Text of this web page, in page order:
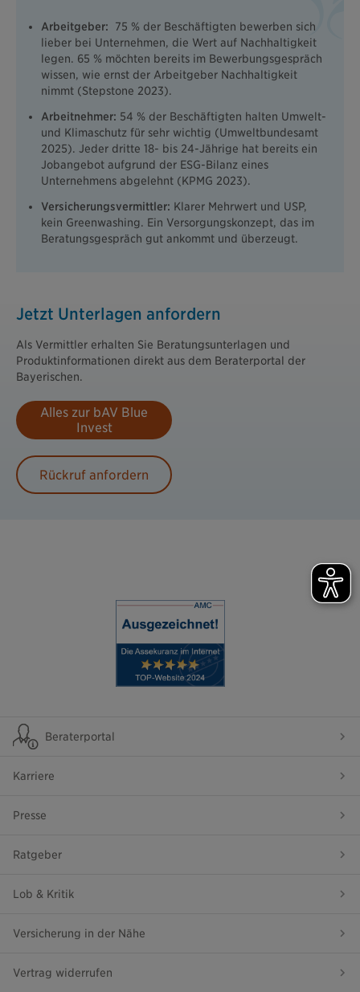
Arbeitgeber: 75 % der Beschäftigten bewerben sich
lieber bei Unternehmen, die Wert auf Nachhaltigkeit
legen. 65 % möchten bereits im Bewerbungsgespräch
wissen, wie ernst der Arbeitgeber Nachhaltigkeit
nimmt (Stepstone 2023).
Arbeitnehmer: 54 % der Beschäftigten halten Umwelt-
und Klimaschutz für sehr wichtig (Umweltbundesamt
2025). Jeder dritte 18- bis 24-Jährige hat bereits ein
Jobangebot aufgrund der ESG-Bilanz eines
Unternehmens abgelehnt (KPMG 2023).
Versicherungsvermittler: Klarer Mehrwert und USP,
kein Greenwashing. Ein Versorgungskonzept, das im
Beratungsgespräch gut ankommt und überzeugt.
Jetzt Unterlagen anfordern
Als Vermittler erhalten Sie Beratungsunterlagen und
Produktinformationen direkt aus dem Beraterportal der
Bayerischen.
Alles zur bAV Blue
Invest
Rückruf anfordern
Beraterportal
Karriere
Presse
Ratgeber
Lob & Kritik
Versicherung in der Nähe
Vertrag widerrufen